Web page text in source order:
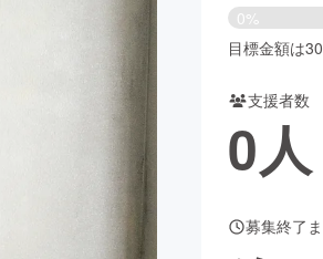
ビューティー・ヘルスケア
Good
CAMPFIRE Creation
0%
目標金額は
支援者数
0人
募集終了